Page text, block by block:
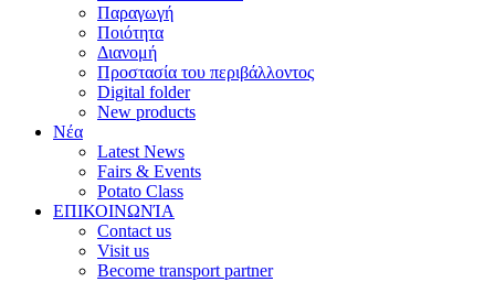
Παραγωγή
Ποιότητα
Διανομή
Προστασία του περιβάλλοντος
Digital folder
New products
Νέα
Latest News
Fairs & Events
Potato Class
ΕΠΙΚΟΙΝΩΝΊΑ
Contact us
Visit us
Become transport partner